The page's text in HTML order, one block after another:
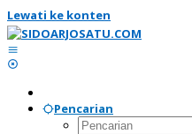
Lewati ke konten
Pencarian